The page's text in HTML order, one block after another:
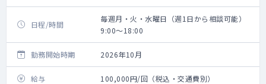
日程/時間
毎週月・火・水曜日（週1日から相談可能）
9:00～18:00
勤務開始時期 2026年10月
給与 100,000円/回（税込・交通費別）